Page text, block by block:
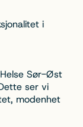
i
Sør-Øst
ser vi
modenhet